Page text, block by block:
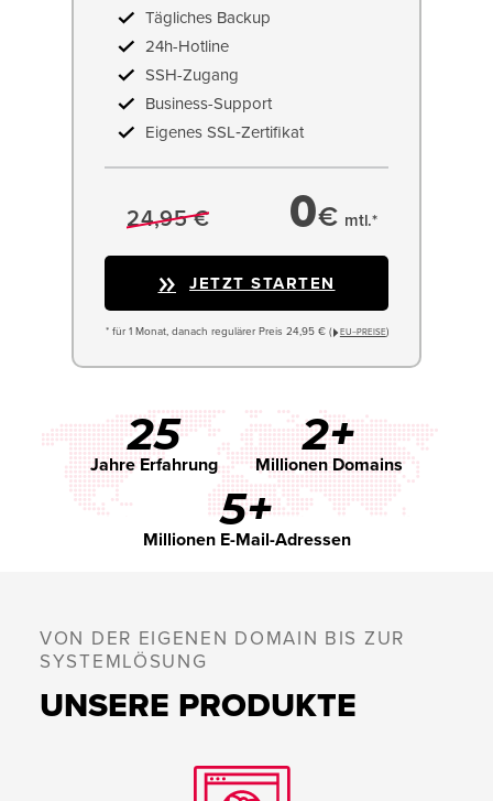
Tägliches Backup
24h-Hotline
SSH-Zugang
Business-Support
Eigenes SSL‑Zertifikat
24,95 € 0€ mtl.*
JETZT STARTEN
* für 1 Monat, danach regulärer Preis 24,95 € ( EU−PREISE)
25
Jahre Erfahrung
2+
Millionen Domains
5+
Millionen E-Mail-Adressen
VON DER EIGENEN DOMAIN BIS ZUR
SYSTEMLÖSUNG
UNSERE PRODUKTE